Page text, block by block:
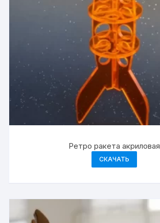
Ретро ракета акриловая
СКАЧАТЬ